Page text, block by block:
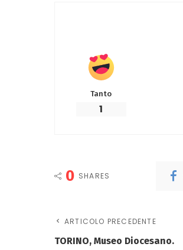
Tanto
1
0 SHARES
ARTICOLO PRECEDENTE
TORINO, Museo Diocesano.